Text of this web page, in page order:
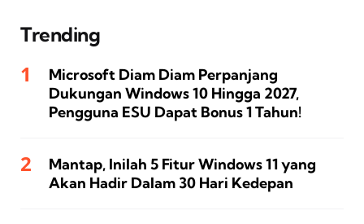
Trending
Microsoft Diam Diam Perpanjang
Dukungan Windows 10 Hingga 2027,
Pengguna ESU Dapat Bonus 1 Tahun!
Mantap, Inilah 5 Fitur Windows 11 yang
Akan Hadir Dalam 30 Hari Kedepan